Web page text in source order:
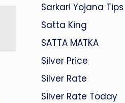
Sarkari Yojana Tips
Satta King
SATTA MATKA
Silver Price
Silver Rate
Silver Rate Today